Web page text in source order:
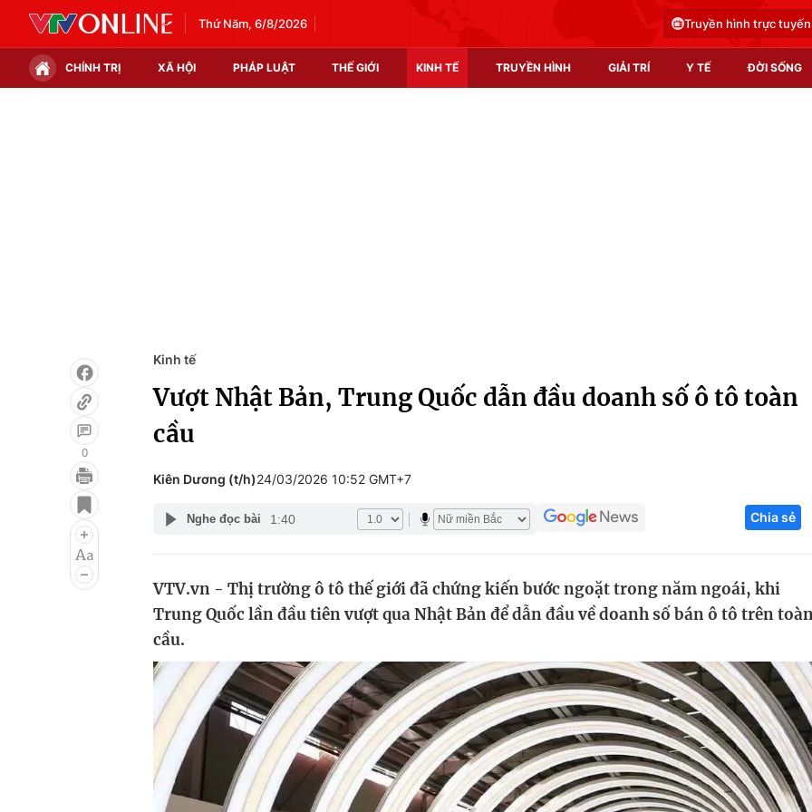
Thứ Năm, 6/8/2026 Truyền hình trực tuyến
CHÍNH TRỊ XÃ HỘI PHÁP LUẬT THẾ GIỚI KINH TẾ TRUYỀN HÌNH GIẢI TRÍ Y TẾ ĐỜI SỐNG
Infographic
Điện ảnh
Âm nhạc
Du lịch
Chất lượng cuộc sống
Tuyển sinh
Hitech Công
Thị trường
0
Kinh tế
Vượt Nhật Bản, Trung Quốc dẫn đầu doanh số ô tô toàn
cầu
Kiên Dương (t/h)24/03/2026 10:52 GMT+7
Nghe đọc bài 1:40 Chia sẻ
VTV.vn - Thị trường ô tô thế giới đã chứng kiến bước ngoặt trong năm ngoái, khi
Trung Quốc lần đầu tiên vượt qua Nhật Bản để dẫn đầu về doanh số bán ô tô trên
cầu.